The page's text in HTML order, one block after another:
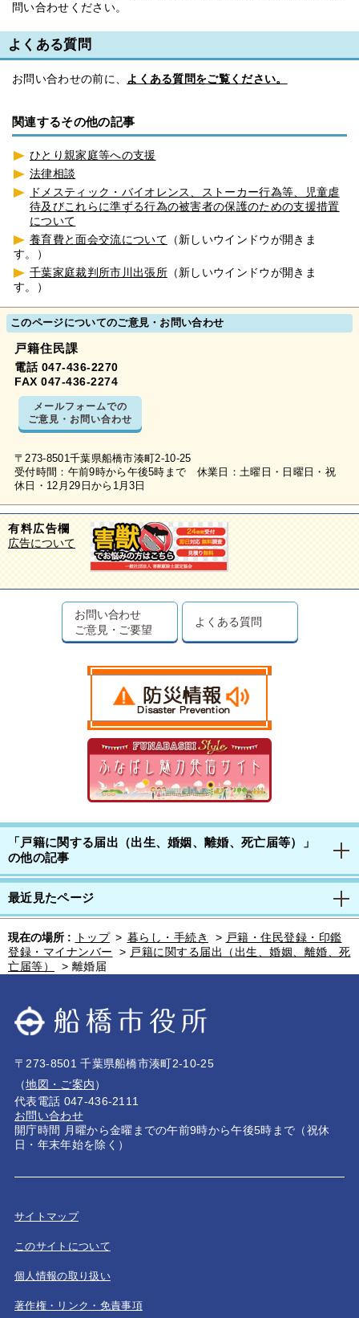
問い合わせください。
よくある質問
お問い合わせの前に、 よくある質問をご覧ください。
関連するその他の記事
ひとり親家庭等への支援
法律相談
ドメスティック・バイオレンス、ストーカー行為等、児童虐
待及びこれらに準ずる行為の被害者の保護のための支援措置
について
養育費と面会交流について （新しいウインドウが開きま
す。）
千葉家庭裁判所市川出張所（新しいウインドウが開きま
す。）
このページについてのご意見・お問い合わせ
戸籍住民課
電話 047-436-2270
FAX 047-436-2274
メールフォームでの
ご意見・お問い合わせ
〒273-8501千葉県船橋市湊町2-10-25
受付時間：午前9時から午後5時まで 休業日：土曜日・日曜日・祝
休日・12月29日から1月3日
有料広告欄
広告について
お問い合わせ
ご意見・ご要望
よくある質問
「戸籍に関する届出（出生、婚姻、離婚、死亡届等）」
の他の記事
最近見たページ
現在の場所 : トップ > 暮らし・手続き > 戸籍・住民登録・印鑑
登録・マイナンバー
> 戸籍に関する届出（出生、婚姻、離婚、死
亡届等）
> 離婚届
〒273-8501 千葉県船橋市湊町2-10-25
（地図・ご案内）
代表電話 047-436-2111
お問い合わせ
開庁時間 月曜から金曜までの午前9時から午後5時まで（祝休
日・年末年始を除く）
サイトマップ
このサイトについて
個人情報の取り扱い
著作権・リンク・免責事項